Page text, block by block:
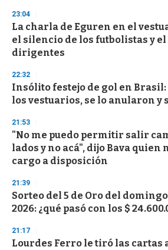
s
e
c
o
n
s
23:04
La charla de Eguren en el
el silencio de los futbolistas y el
dirigentes
22:32
Insólito festejo de gol en Brasil:
los vestuarios, se lo anularon y
21:53
"No me puedo permitir salir
lados y no acá", dijo Bava quien
cargo a disposición
21:39
Sorteo del 5 de Oro del
2026: ¿qué pasó con los $
21:17
Lourdes Ferro le tiró las cartas